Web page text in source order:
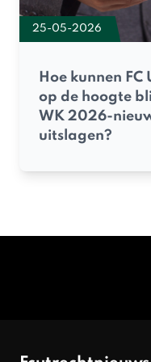
25-05-2026
Hoe kunnen
op de hoogte
WK 2026-
uitslagen?